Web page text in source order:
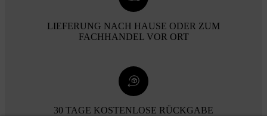
LIEFERUNG NACH HAUSE ODER ZUM
FACHHANDEL VOR ORT
30 TAGE KOSTENLOSE RÜCKGABE